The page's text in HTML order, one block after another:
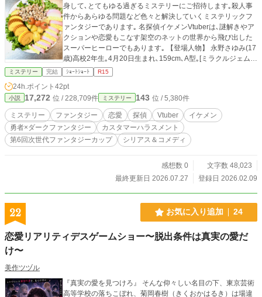
身して､とてもゆる過ぎるミステリーにご招待します｡殺人事
件からあらゆる問題など色々と解決していくミステリックフ
ァンタジーであります｡ 名探偵イケメンVtuberは､謎解きやア
クションや恋愛もこなす架空のネットの世界から飛び出した
スーパーヒーローでもあります｡ 【登場人物】 永野さゆみ(17
歳)高校2年生｡4月20日生まれ､159cm､A型｡[ミラクルジェム]
を使って名探偵イケメンVtuberの鶴早田ミツキに変身する｡父
親が警察官である｡とても明るい性格である少女｡ 吾妻さな(1
7歳)高校2年生｡5月7日生まれ｡160cm､O型｡[ミラクルジェム]
を使って名探偵イケメンVtuberの瑠綺波エイルに変身する｡母
親がミカエル探偵事務所長である｡曲がったことが嫌いな少し
だけクールビューティな少女である｡ 鶴早田ミツキ(つるはや
たみつき)(推定21歳)､A型｡架空のネットの世界から飛び出し
た名探偵イケメンVtuberの1人｡175cm｡さゆみが[ミラクルジ
間が1年と契約してる為､現世界で次々と事件や事故などを解
決していく｡時々､Vtuberとしてのネット番組も持つほどの人
気者である｡時々若い女性たちからの悩みもスパッと甘いSEX
で解決する｡時には王子様キャラもさらけ出す時もある｡ 瑠綺
波エイル(るきなみえいる)(推定22歳)､O型｡架空のネットの世
界から飛び出した名探偵イケメンVtuberの1人｡177cm｡さなが
は､ミカエル探偵事務所の調査員スタッフの1人でもあります｡
と､元のさゆみに戻ってしまうのです｡日本人とフランス人の
ハーフっぽいです｡7月7日生まれ｡ ミルプル｡架空のネットの
ミステリー 完結 ｼｮｰﾄｼｮｰﾄ R15
24h.ポイント 42pt
小説 17,272 位 / 228,709件 ミステリー 143 位 / 5,380件
ミステリー ファンタジー 恋愛 探偵 Vtuber
イケメン
勇者×ダークファンタジー
カスタマーハラスメント
第6回次世代ファンタジーカップ
シリアス＆コメディ
感想数 0
文字数 48,023
最終更新日 2026.07.27
登録日 2026.02.09
22 お気に入り追加 24
恋愛リアリティデスゲームショー〜脱出条件は真実の愛だ
け〜
美作ツヅル
『真実の愛を見つけろ』 そんな仰々しい名目の下、東京芸術
高等学校の落ちこぼれ、菊岡春樹（きくおかはるき）は場違